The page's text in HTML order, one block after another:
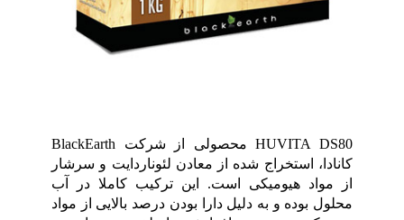
HUVITA DS80 محصولی از شرکت BlackEarth
کانادا، استخراج شده از معادن لئوناردایت و سرشار
از مواد هیومیکی است. این ترکیب کاملا در آب
محلول بوده و به دلیل دارا بودن درصد بالایی از مواد